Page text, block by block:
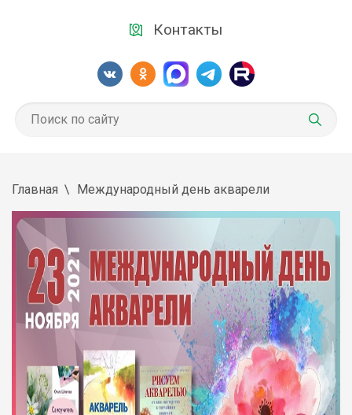
Контакты
Главная Международный день акварели